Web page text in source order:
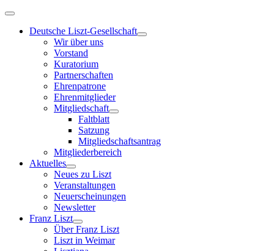
Deutsche Liszt-Gesellschaft
Wir über uns
Vorstand
Kuratorium
Partnerschaften
Ehrenpatrone
Ehrenmitglieder
Mitgliedschaft
Faltblatt
Satzung
Mitgliedschaftsantrag
Mitgliederbereich
Aktuelles
Neues zu Liszt
Veranstaltungen
Neuerscheinungen
Newsletter
Franz Liszt
Über Franz Liszt
Liszt in Weimar